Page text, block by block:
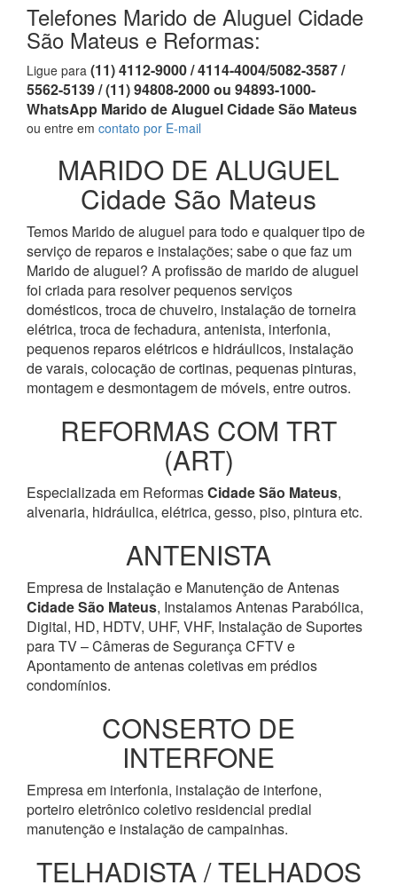
Telefones Marido de Aluguel Cidade
São Mateus e Reformas:
Ligue para (11) 4112-9000 / 4114-4004/5082-3587 /
5562-5139 / (11) 94808-2000 ou 94893-1000-
WhatsApp Marido de Aluguel Cidade São Mateus
ou entre em contato por E-mail
MARIDO DE ALUGUEL
Cidade São Mateus
Temos Marido de aluguel para todo e qualquer tipo de
serviço de reparos e instalações; sabe o que faz um
Marido de aluguel? A profissão de marido de aluguel
foi criada para resolver pequenos serviços
domésticos, troca de chuveiro, instalação de torneira
elétrica, troca de fechadura, antenista, interfonia,
pequenos reparos elétricos e hidráulicos, instalação
de varais, colocação de cortinas, pequenas pinturas,
montagem e desmontagem de móveis, entre outros.
REFORMAS COM TRT
(ART)
Especializada em ReformasCidade São Mateus,
alvenaria, hidráulica, elétrica, gesso, piso, pintura etc.
ANTENISTA
Empresa de Instalação e Manutenção de Antenas
Cidade São Mateus, Instalamos Antenas Parabólica,
Digital, HD, HDTV, UHF, VHF, Instalação de Suportes
para TV – Câmeras de Segurança CFTV e
Apontamento de antenas coletivas em prédios
condomínios.
CONSERTO DE
INTERFONE
Empresa em interfonia, instalação de interfone,
porteiro eletrônico coletivo residencial predial
manutenção e instalação de campainhas.
TELHADISTA / TELHADOS